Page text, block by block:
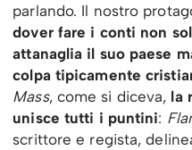
parlando. Il nostro
dover fare i conti non
attanaglia il suo paese
colpa tipicamente
Mass, come si diceva, la
unisce tutti i puntini:
scrittore e regista,